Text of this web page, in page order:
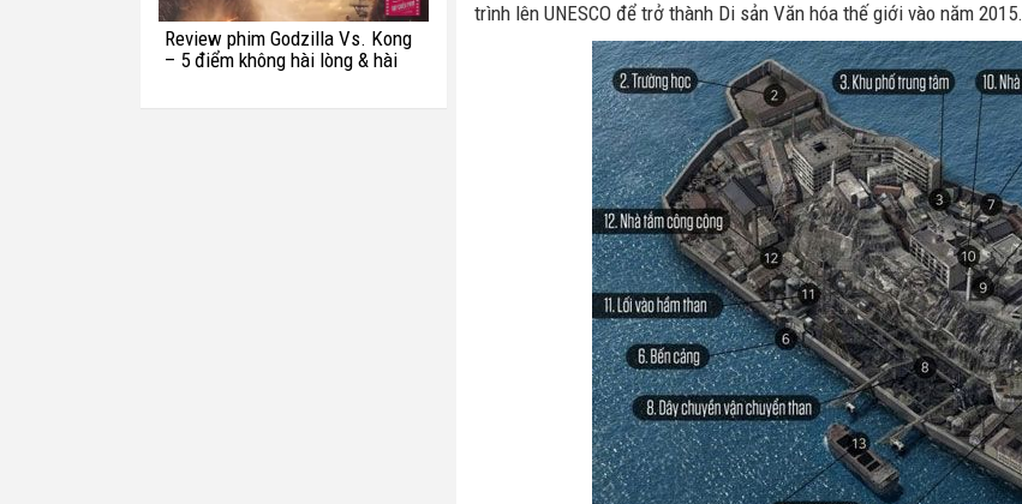
Review phim Godzilla Vs. Kong
– 5 điểm không hài lòng & hài
trình lên UNESCO để trở thành Di sản Văn hóa thế giới vào năm 2015.